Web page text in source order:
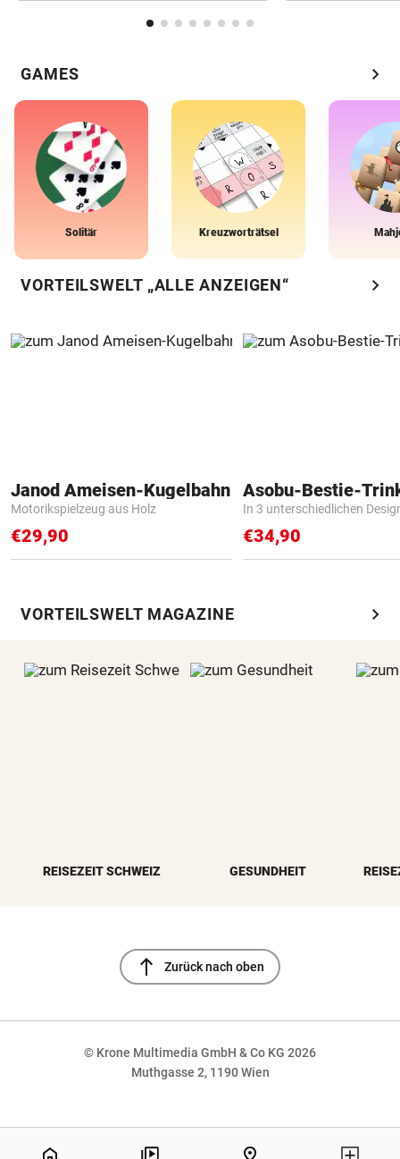
GAMES chevron_right
Solitär Kreuzworträtsel
VORTEILSWELT „ALLE ANZEIGEN“ chevron_right
Janod Ameisen-Kugelbahn
Motorikspielzeug aus Holz
€29,90
Asobu-Bestie-
In 3 unterschiedlichen
€34,90
VORTEILSWELT MAGAZINE chevron_right
REISEZEIT SCHWEIZ GESUNDHEIT
north Zurück nach oben
© Krone Multimedia GmbH & Co KG 2026
Muthgasse 2, 1190 Wien
NaN%